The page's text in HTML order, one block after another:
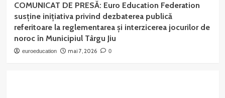
COMUNICAT DE PRESĂ: Euro Education Federation
susține inițiativa privind dezbaterea publică
referitoare la reglementarea și interzicerea jocurilor de
noroc în Municipiul Târgu Jiu
euroeducation mai 7, 2026 0